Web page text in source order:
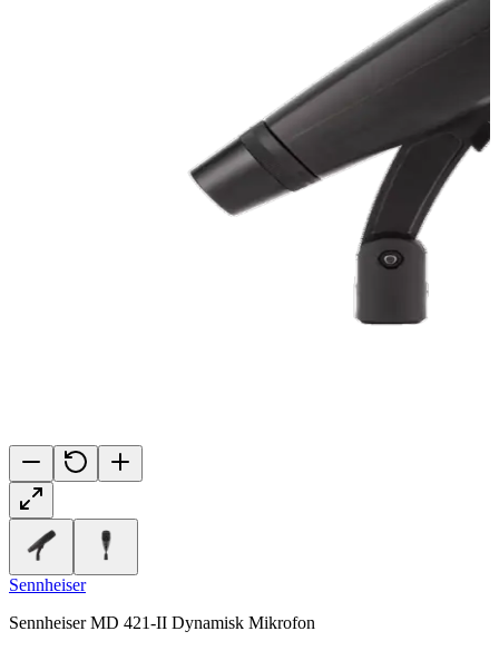
Sennheiser
Sennheiser MD 421-II Dynamisk Mikrofon